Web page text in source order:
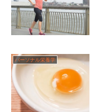
パーソナル栄養学